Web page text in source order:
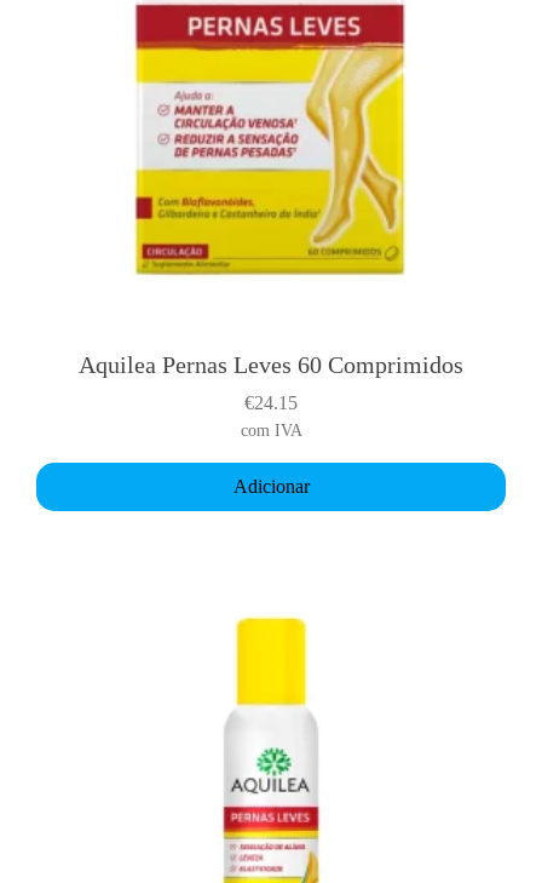
Aquilea Pernas Leves 60 Comprimidos
€24.15
com IVA
Adicionar